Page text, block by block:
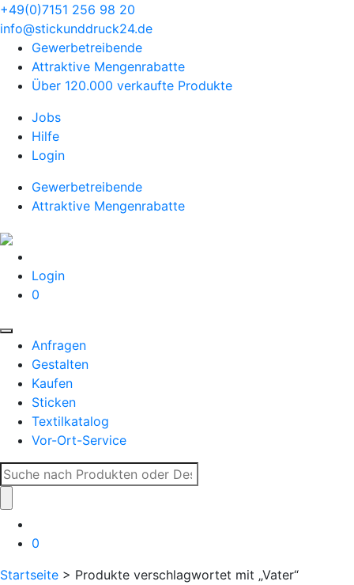
+49(0)7151 256 98 20‬
info@stickunddruck24.de
Gewerbetreibende
Attraktive Mengenrabatte
Über 120.000 verkaufte Produkte
Jobs
Hilfe
Login
Gewerbetreibende
Attraktive Mengenrabatte
Login
0
Anfragen
Gestalten
Kaufen
Sticken
Textilkatalog
Vor-Ort-Service
Suche
nach:
0
Startseite > Produkte verschlagwortet mit „Vater“